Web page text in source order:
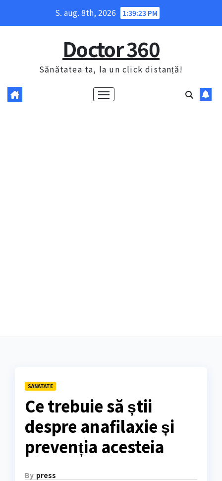
S. aug. 8th, 2026 1:39:24 PM
Doctor 360
Sănătatea ta, la un click distanță!
SANATATE
Ce trebuie să știi
despre anafilaxie și
prevenția acesteia
By press